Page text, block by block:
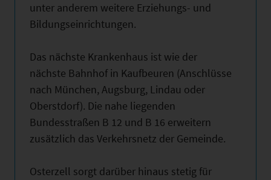
unter anderem weitere Erziehungs- und
Bildungseinrichtungen.
Das nächste Krankenhaus ist wie der
nächste Bahnhof in Kaufbeuren (Anschlüsse
nach München, Augsburg, Lindau oder
Oberstdorf). Die nahe liegenden
Bundesstraßen B 12 und B 16 erweitern
zusätzlich das Verkehrsnetz der Gemeinde.
Osterzell sorgt darüber hinaus stetig für